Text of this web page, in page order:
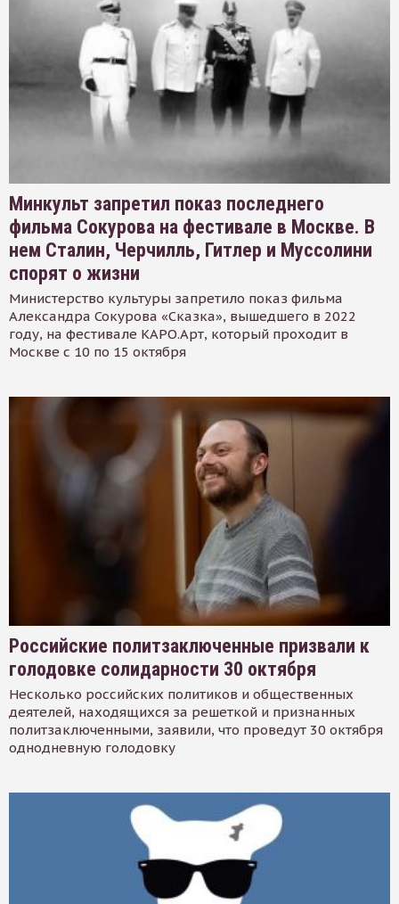
Минкульт запретил показ последнего
фильма Сокурова на фестивале в Москве. В
нем Сталин, Черчилль, Гитлер и Муссолини
спорят о жизни
Министерство культуры запретило показ фильма
Александра Сокурова «Сказка», вышедшего в 2022
году, на фестивале КАРО.Арт, который проходит в
Москве с 10 по 15 октября
Российские политзаключенные призвали к
голодовке солидарности 30 октября
Несколько российских политиков и общественных
деятелей, находящихся за решеткой и признанных
политзаключенными, заявили, что проведут 30 октября
однодневную голодовку